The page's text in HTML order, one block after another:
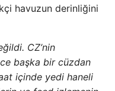
havuzun derinliğini
CZ’nin
başka bir cüzdan
içinde yedi haneli